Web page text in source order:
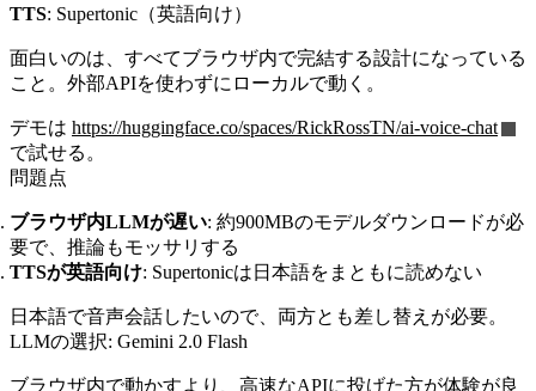
TTS: Supertonic（英語向け）
面白いのは、すべてブラウザ内で完結する設計になっている
こと。外部APIを使わずにローカルで動く。
デモは https://huggingface.co/spaces/RickRossTN/ai-voice-chat
で試せる。
問題点
ブラウザ内LLMが遅い: 約900MBのモデルダウンロードが必
要で、推論もモッサリする
TTSが英語向け: Supertonicは日本語をまともに読めない
日本語で音声会話したいので、両方とも差し替えが必要。
LLMの選択: Gemini 2.0 Flash
ブラウザ内で動かすより、高速なAPIに投げた方が体験が良